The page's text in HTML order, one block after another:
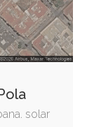
solar